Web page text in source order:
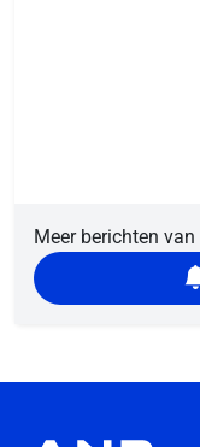
Meer berichten van